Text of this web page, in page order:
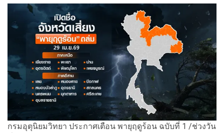
กรมอุตุนิยมวิทยา ประกาศเตือน พายุฤดูร้อน ฉบับที่ 1 /ช่วงวัน